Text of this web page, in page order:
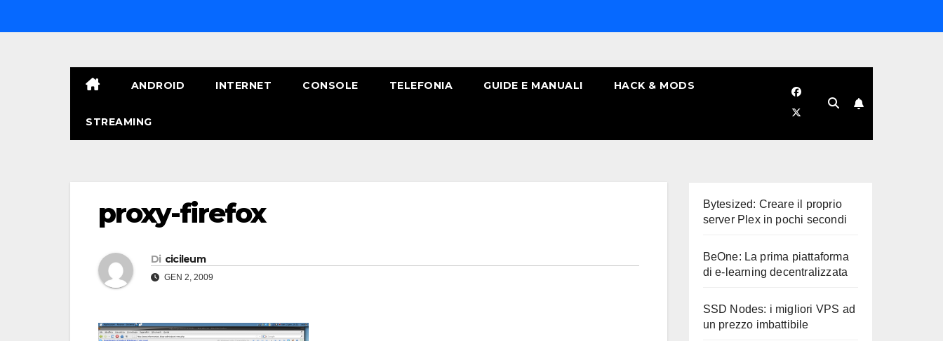
al
ANDROID INTERNET CONSOLE TELEFONIA GUIDE E MANUALI HACK & MODS
STREAMING
proxy-firefox
Di cicileum
GEN 2, 2009
Bytesized: Creare il proprio
server Plex in pochi secondi
BeOne: La prima piattaforma
di e-learning decentralizzata
SSD Nodes: i migliori VPS ad
un prezzo imbattibile